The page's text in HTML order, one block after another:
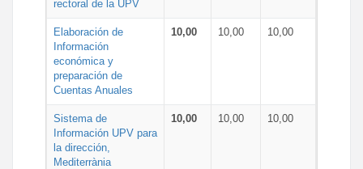
rectoral de la UPV
Elaboración de
Información
económica y
preparación de
Cuentas Anuales
10,00 10,00 10,00
Sistema de
Información UPV para
la dirección,
Mediterrània
10,00 10,00 10,00